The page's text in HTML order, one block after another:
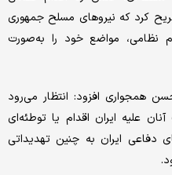
کرد که نیروهای مسلح جمهوری
نظامی، مواضع خود را به‌صورت
همجواری افزود: انتظار می‌رود
علیه ایران اقدام یا توطئه‌ای
ایران به چنین تهدیداتی